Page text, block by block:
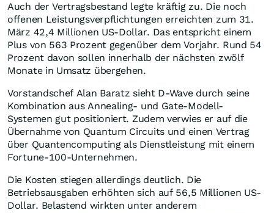
Auch der Vertragsbestand legte kräftig zu. Die noch
offenen Leistungsverpflichtungen erreichten zum 31.
März 42,4 Millionen US-Dollar. Das entspricht einem
Plus von 563 Prozent gegenüber dem Vorjahr. Rund 54
Prozent davon sollen innerhalb der nächsten zwölf
Monate in Umsatz übergehen.
Vorstandschef Alan Baratz sieht D-Wave durch seine
Kombination aus Annealing- und Gate-Modell-
Systemen gut positioniert. Zudem verwies er auf die
Übernahme von Quantum Circuits und einen Vertrag
über Quantencomputing als Dienstleistung mit einem
Fortune-100-Unternehmen.
Die Kosten stiegen allerdings deutlich. Die
Betriebsausgaben erhöhten sich auf 56,5 Millionen US-
Dollar. Belastend wirkten unter anderem